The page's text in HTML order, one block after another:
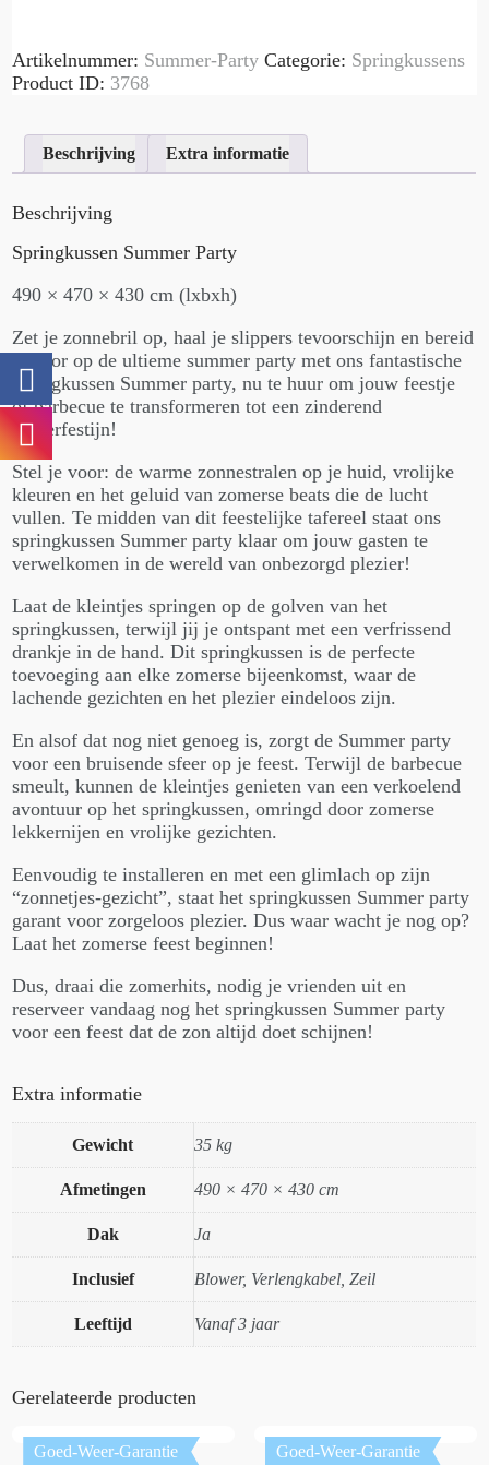
Artikelnummer: Summer-Party Categorie: Springkussens
Product ID: 3768
Beschrijving Extra informatie
Beschrijving
Springkussen Summer Party
490 × 470 × 430 cm (lxbxh)
Zet je zonnebril op, haal je slippers tevoorschijn en bereid
je voor op de ultieme summer party met ons fantastische
springkussen Summer party, nu te huur om jouw feestje
of barbecue te transformeren tot een zinderend
zomerfestijn!
Stel je voor: de warme zonnestralen op je huid, vrolijke
kleuren en het geluid van zomerse beats die de lucht
vullen. Te midden van dit feestelijke tafereel staat ons
springkussen Summer party klaar om jouw gasten te
verwelkomen in de wereld van onbezorgd plezier!
Laat de kleintjes springen op de golven van het
springkussen, terwijl jij je ontspant met een verfrissend
drankje in de hand. Dit springkussen is de perfecte
toevoeging aan elke zomerse bijeenkomst, waar de
lachende gezichten en het plezier eindeloos zijn.
En alsof dat nog niet genoeg is, zorgt de Summer party
voor een bruisende sfeer op je feest. Terwijl de barbecue
smeult, kunnen de kleintjes genieten van een verkoelend
avontuur op het springkussen, omringd door zomerse
lekkernijen en vrolijke gezichten.
Eenvoudig te installeren en met een glimlach op zijn
“zonnetjes-gezicht”, staat het springkussen Summer party
garant voor zorgeloos plezier. Dus waar wacht je nog op?
Laat het zomerse feest beginnen!
Dus, draai die zomerhits, nodig je vrienden uit en
reserveer vandaag nog het springkussen Summer party
voor een feest dat de zon altijd doet schijnen!
Extra informatie
Gewicht 35 kg
Afmetingen 490 × 470 × 430 cm
Dak Ja
Inclusief Blower, Verlengkabel, Zeil
Leeftijd Vanaf 3 jaar
Gerelateerde producten
Goed-Weer-Garantie Goed-Weer-Garantie